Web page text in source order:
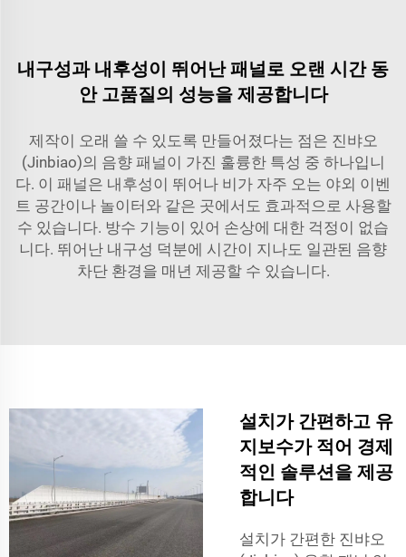
내구성과 내후성이 뛰어난 패널로 오랜 시간 동
안 고품질의 성능을 제공합니다
제작이 오래 쓸 수 있도록 만들어졌다는 점은 진뱌오
(Jinbiao)의 음향 패널이 가진 훌륭한 특성 중 하나입니
다. 이 패널은 내후성이 뛰어나 비가 자주 오는 야외 이벤
트 공간이나 놀이터와 같은 곳에서도 효과적으로 사용할
수 있습니다. 방수 기능이 있어 손상에 대한 걱정이 없습
니다. 뛰어난 내구성 덕분에 시간이 지나도 일관된 음향
차단 환경을 매년 제공할 수 있습니다.
설치가 간편하고 유
지보수가 적어 경제
적인 솔루션을 제공
합니다
설치가 간편한 진뱌오